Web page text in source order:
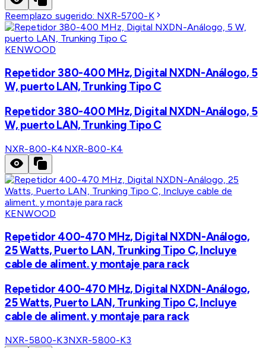
Reemplazo sugerido: NXR-5700-K
KENWOOD
Repetidor 380-400 MHz, Digital NXDN-Análogo, 5
W, puerto LAN, Trunking Tipo C
Repetidor 380-400 MHz, Digital NXDN-Análogo, 5
W, puerto LAN, Trunking Tipo C
NXR-800-K4NXR-800-K4
KENWOOD
Repetidor 400-470 MHz, Digital NXDN-Análogo,
25 Watts, Puerto LAN, Trunking Tipo C, Incluye
cable de aliment. y montaje para rack
Repetidor 400-470 MHz, Digital NXDN-Análogo,
25 Watts, Puerto LAN, Trunking Tipo C, Incluye
cable de aliment. y montaje para rack
NXR-5800-K3NXR-5800-K3